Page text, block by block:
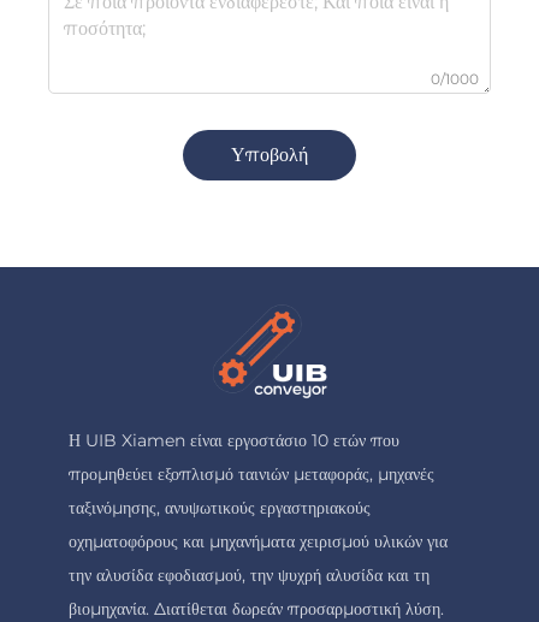
0/1000
Υποβολή
Η UIB Xiamen είναι εργοστάσιο 10 ετών που
προμηθεύει εξοπλισμό ταινιών μεταφοράς, μηχανές
ταξινόμησης, ανυψωτικούς εργαστηριακούς
οχηματοφόρους και μηχανήματα χειρισμού υλικών για
την αλυσίδα εφοδιασμού, την ψυχρή αλυσίδα και τη
βιομηχανία. Διατίθεται δωρεάν προσαρμοστική λύση.